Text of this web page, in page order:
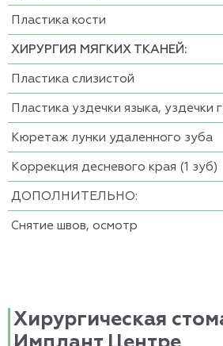
Пластика кости
ХИРУРГИЯ МЯГКИХ ТКАНЕЙ:
Пластика слизистой
Пластика уздечки языка, уздечки
Кюретаж лунки удаленного зуба
Коррекция десневого края (1 зуб)
ДОПОЛНИТЕЛЬНО:
Снятие швов, осмотр
Хирургическая